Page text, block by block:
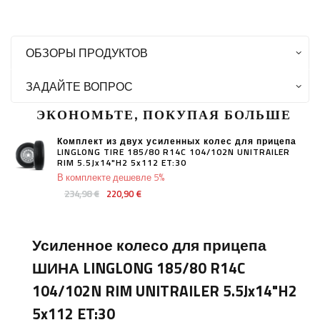
ОБЗОРЫ ПРОДУКТОВ
ЗАДАЙТЕ ВОПРОС
ЭКОНОМЬТЕ, ПОКУПАЯ БОЛЬШЕ
Комплект из двух усиленных колес для прицепа
LINGLONG TIRE 185/80 R14C 104/102N UNITRAILER
RIM 5.5Jx14"H2 5x112 ET:30
234,98 € 220,90 €
В комплекте дешевле 5%
Усиленное колесо для прицепа
ШИНА LINGLONG 185/80 R14C
104/102N RIM UNITRAILER 5.5Jx14"H2
5x112 ET:30